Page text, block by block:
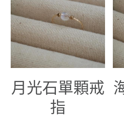
月光石單顆戒
指